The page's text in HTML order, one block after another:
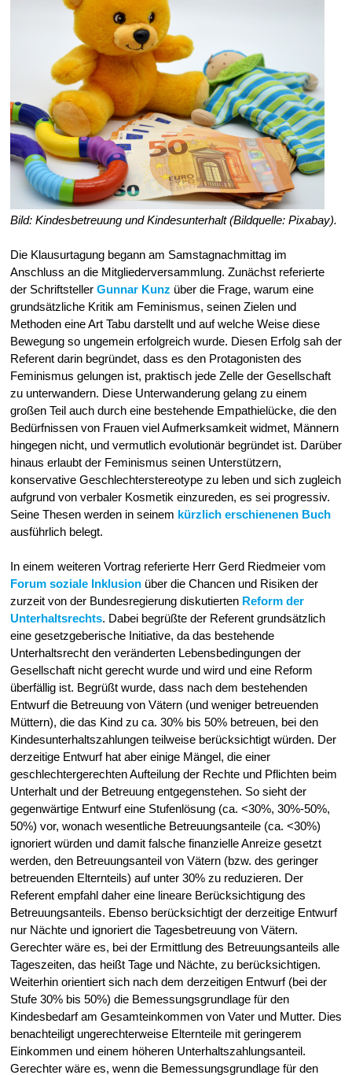
Bild: Kindesbetreuung und Kindesunterhalt (Bildquelle: Pixabay).
Die Klausurtagung begann am Samstagnachmittag im
Anschluss an die Mitgliederversammlung. Zunächst referierte
der Schriftsteller Gunnar Kunz über die Frage, warum eine
grundsätzliche Kritik am Feminismus, seinen Zielen und
Methoden eine Art Tabu darstellt und auf welche Weise diese
Bewegung so ungemein erfolgreich wurde. Diesen Erfolg sah der
Referent darin begründet, dass es den Protagonisten des
Feminismus gelungen ist, praktisch jede Zelle der Gesellschaft
zu unterwandern. Diese Unterwanderung gelang zu einem
großen Teil auch durch eine bestehende Empathielücke, die den
Bedürfnissen von Frauen viel Aufmerksamkeit widmet, Männern
hingegen nicht, und vermutlich evolutionär begründet ist. Darüber
hinaus erlaubt der Feminismus seinen Unterstützern,
konservative Geschlechterstereotype zu leben und sich zugleich
aufgrund von verbaler Kosmetik einzureden, es sei progressiv.
Seine Thesen werden in seinem kürzlich erschienenen Buch
ausführlich belegt.
In einem weiteren Vortrag referierte Herr Gerd Riedmeier vom
Forum soziale Inklusion über die Chancen und Risiken der
zurzeit von der Bundesregierung diskutierten Reform der
Unterhaltsrechts. Dabei begrüßte der Referent grundsätzlich
eine gesetzgeberische Initiative, da das bestehende
Unterhaltsrecht den veränderten Lebensbedingungen der
Gesellschaft nicht gerecht wurde und wird und eine Reform
überfällig ist. Begrüßt wurde, dass nach dem bestehenden
Entwurf die Betreuung von Vätern (und weniger betreuenden
Müttern), die das Kind zu ca. 30% bis 50% betreuen, bei den
Kindesunterhaltszahlungen teilweise berücksichtigt würden. Der
derzeitige Entwurf hat aber einige Mängel, die einer
geschlechtergerechten Aufteilung der Rechte und Pflichten beim
Unterhalt und der Betreuung entgegenstehen. So sieht der
gegenwärtige Entwurf eine Stufenlösung (ca. <30%, 30%-50%,
50%) vor, wonach wesentliche Betreuungsanteile (ca. <30%)
ignoriert würden und damit falsche finanzielle Anreize gesetzt
werden, den Betreuungsanteil von Vätern (bzw. des geringer
betreuenden Elternteils) auf unter 30% zu reduzieren. Der
Referent empfahl daher eine lineare Berücksichtigung des
Betreuungsanteils. Ebenso berücksichtigt der derzeitige Entwurf
nur Nächte und ignoriert die Tagesbetreuung von Vätern.
Gerechter wäre es, bei der Ermittlung des Betreuungsanteils alle
Tageszeiten, das heißt Tage und Nächte, zu berücksichtigen.
Weiterhin orientiert sich nach dem derzeitigen Entwurf (bei der
Stufe 30% bis 50%) die Bemessungsgrundlage für den
Kindesbedarf am Gesamteinkommen von Vater und Mutter. Dies
benachteiligt ungerechterweise Elternteile mit geringerem
Einkommen und einem höheren Unterhaltszahlungsanteil.
Gerechter wäre es, wenn die Bemessungsgrundlage für den